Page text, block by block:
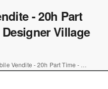
- 20h Part
Village